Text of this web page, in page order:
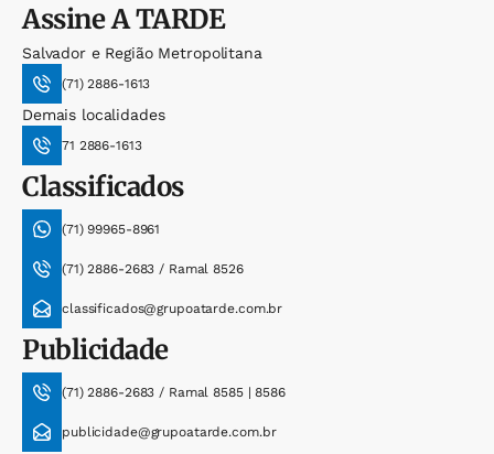
AssineA TARDE
Salvador e Região Metropolitana
(71) 2886-1613
Demais localidades
71 2886-1613
Classificados
(71) 99965-8961
(71) 2886-2683 / Ramal 8526
classificados@grupoatarde.com.br
Publicidade
(71) 2886-2683 / Ramal 8585 | 8586
publicidade@grupoatarde.com.br